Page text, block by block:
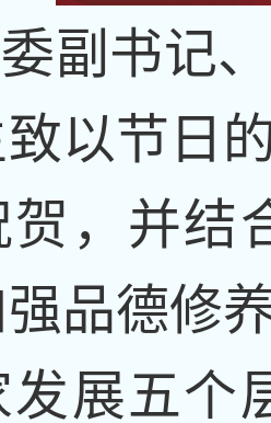
副书记
以节日
贺，并结
品德修
发展五个